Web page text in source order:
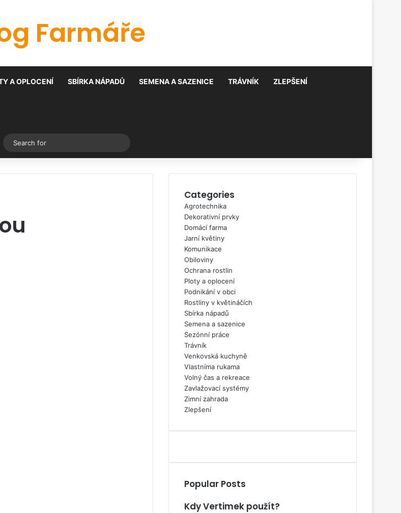
Farmáře
A OPLOCENÍ SBÍRKA NÁPADŮ SEMENA A SAZENICE TRÁVNÍK ZLEPŠENÍ
Switch skin
for
Categories
Agrotechnika
Dekorativní prvky
Domácí farma
Jarní květiny
Komunikace
Obiloviny
Ochrana rostlin
Ploty a oplocení
Podnikání v obci
Rostliny v květináčích
Sbírka nápadů
Semena a sazenice
Sezónní práce
Trávník
Venkovská kuchyně
Vlastníma rukama
Volný čas a rekreace
Zavlažovací systémy
Zimní zahrada
Zlepšení
Popular Posts
Kdy Vertimek použít?